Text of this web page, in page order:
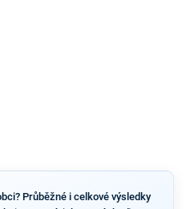
Průběžné i celkové výsledky